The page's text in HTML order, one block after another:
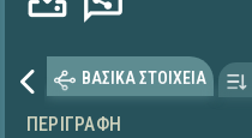
ΒΑΣΙΚΑ ΣΤΟΙΧΕΙΑ
ΠΕΡΙΓΡΑΦΉ